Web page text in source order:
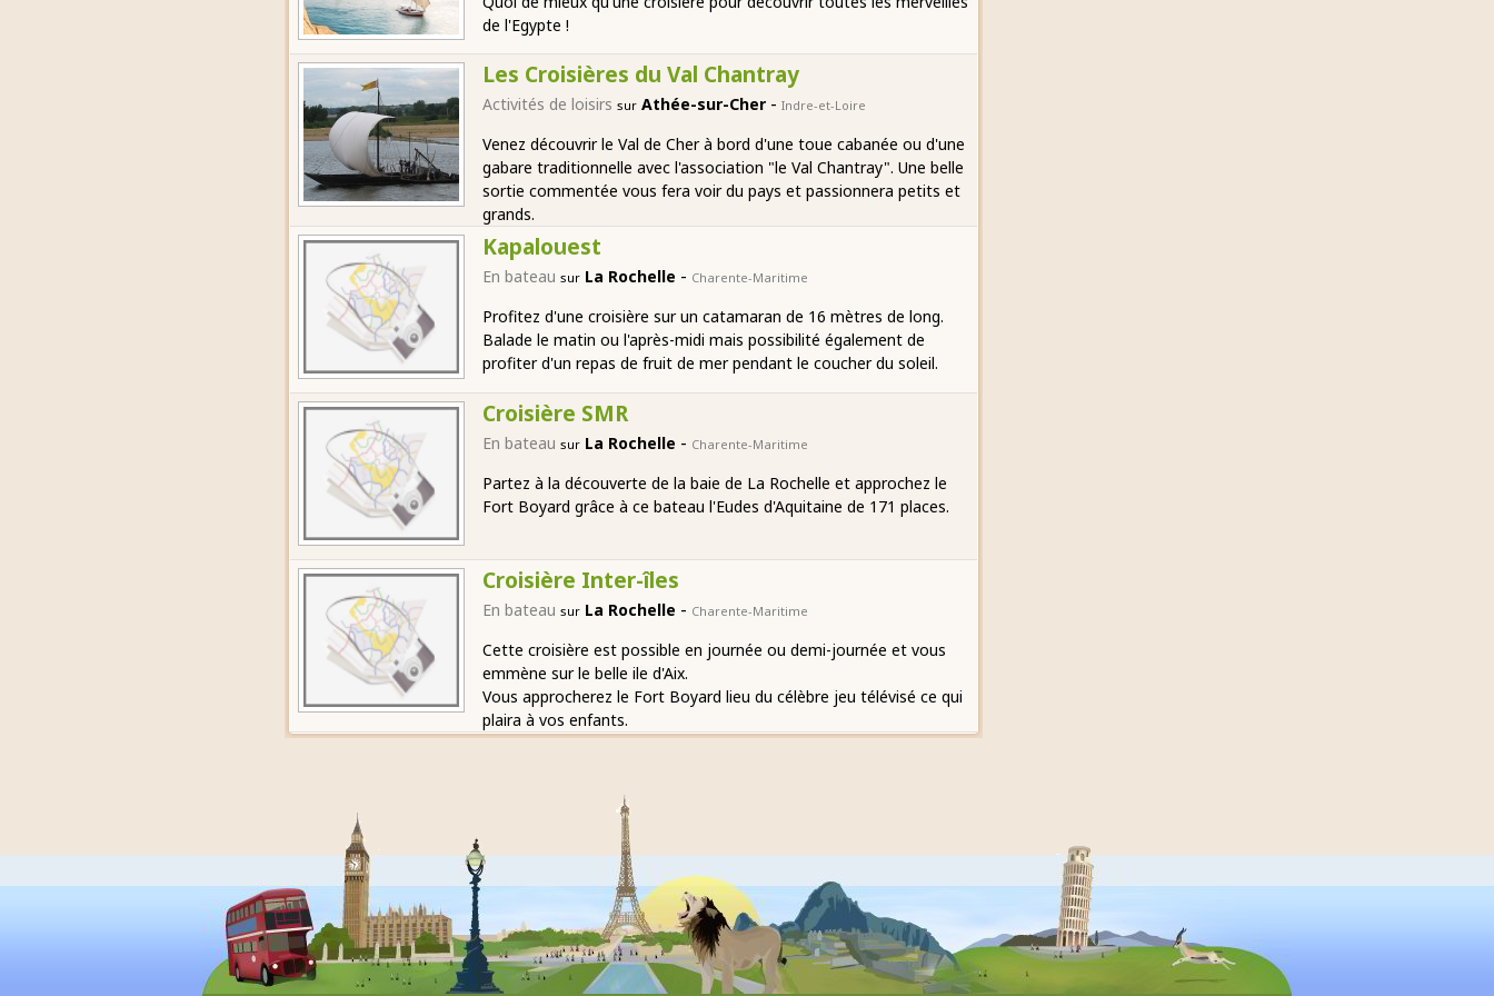
de l'Egypte !
Les Croisières du Val Chantray
Activités de loisirs sur Athée-sur-Cher - Indre-et-Loire
Venez découvrir le Val de Cher à bord d'une toue cabanée ou d'une
gabare traditionnelle avec l'association "le Val Chantray". Une belle
sortie commentée vous fera voir du pays et passionnera petits et
grands.
Kapalouest
En bateau sur La Rochelle - Charente-Maritime
Profitez d'une croisière sur un catamaran de 16 mètres de long.
Balade le matin ou l'après-midi mais possibilité également de
profiter d'un repas de fruit de mer pendant le coucher du soleil.
Croisière SMR
En bateau sur La Rochelle - Charente-Maritime
Partez à la découverte de la baie de La Rochelle et approchez le
Fort Boyard grâce à ce bateau l'Eudes d'Aquitaine de 171 places.
Croisière Inter-îles
En bateau sur La Rochelle - Charente-Maritime
Cette croisière est possible en journée ou demi-journée et vous
emmène sur le belle ile d'Aix.
Vous approcherez le Fort Boyard lieu du célèbre jeu télévisé ce qui
plaira à vos enfants.